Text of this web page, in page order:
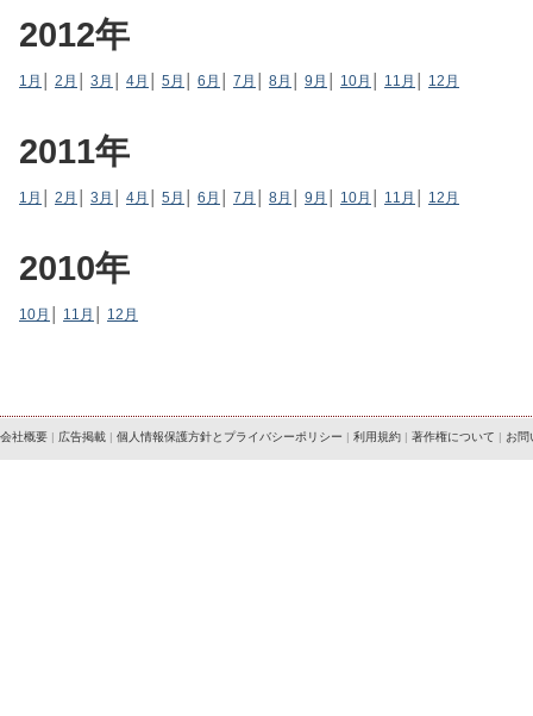
2012年
1月 2月 3月 4月 5月 6月 7月 8月 9月 10月 11月 12月
2011年
1月 2月 3月 4月 5月 6月 7月 8月 9月 10月 11月 12月
2010年
10月 11月 12月
会社概要 | 広告掲載 | 個人情報保護方針とプライバシーポリシー | 利用規約 | 著作権について | お問